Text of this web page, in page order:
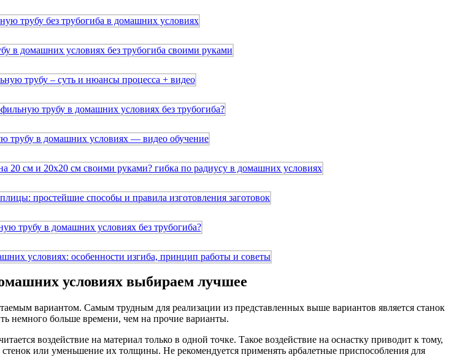
условиях выбираем лучшее
вариантом. Самым трудным для реализации из представленных выше вариантов является станок
немного больше времени, чем на прочие варианты.
воздействие на материал только в одной точке. Такое воздействие на оснастку приводит к тому,
или уменьшение их толщины. Не рекомендуется применять арбалетные приспособления для